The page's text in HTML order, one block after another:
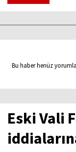
Bu haber henüz
Eski Vali